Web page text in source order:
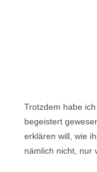
Trotzdem habe
begeistert
erklären will, wie
nämlich nicht, nur